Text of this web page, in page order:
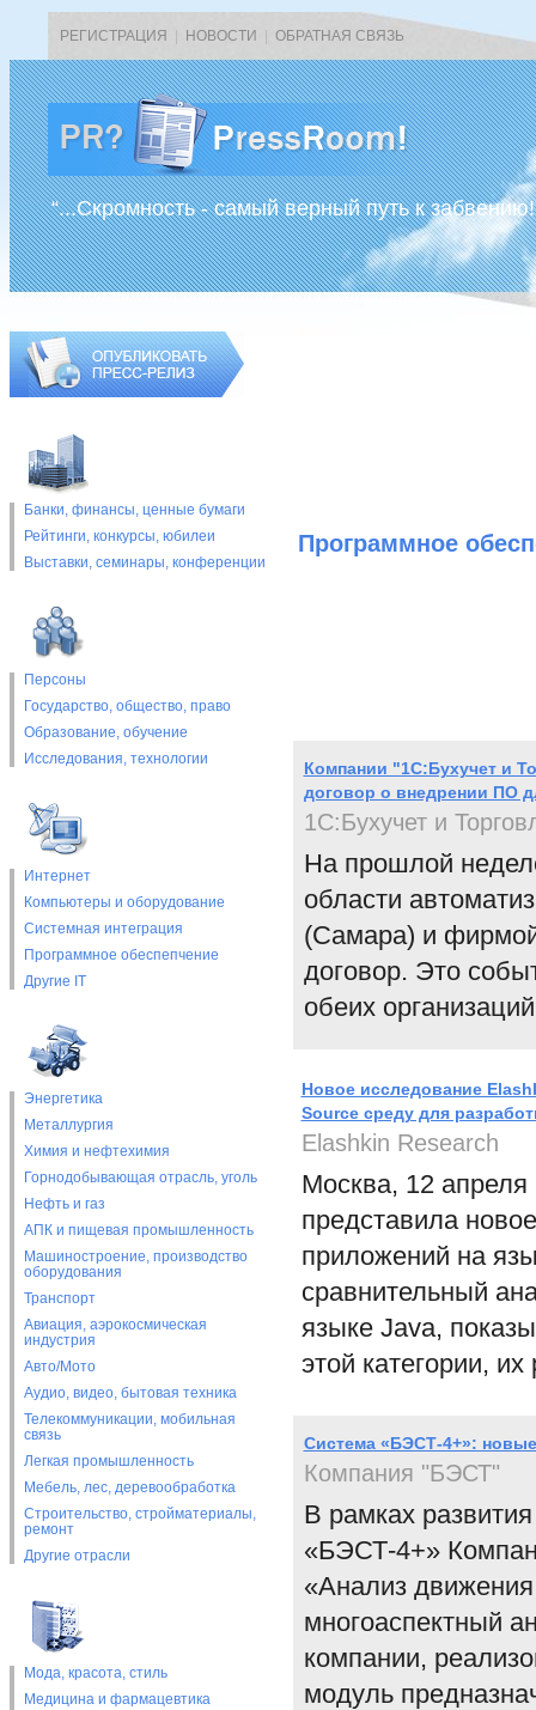
РЕГИСТРАЦИЯ НОВОСТИ ОБРАТНАЯ СВЯЗЬ
“...Скромность - самый верный путь к
Банки, финансы, ценные бумаги
Рейтинги, конкурсы, юбилеи
Выставки, cеминары, конференции
Персоны
Государство, общество, право
Образование, обучение
Исследования, технологии
Интернет
Компьютеры и оборудование
Системная интеграция
Программное обеспепчение
Другие IT
Энергетика
Металлургия
Химия и нефтехимия
Горнодобывающая отрасль, уголь
Нефть и газ
АПК и пищевая промышленность
Машиностроение, производство
оборудования
Транспорт
Авиация, аэрокосмическая
индустрия
Авто/Мото
Аудио, видео, бытовая техника
Телекоммуникации, мобильная
связь
Легкая промышленность
Мебель, лес, деревообработка
Строительство, стройматериалы,
ремонт
Другие отрасли
Мода, красота, стиль
Медицина и фармацевтика
Программное
Компании "1С:Бухучет и
договор о внедрении ПО
1C:Бухучет и
На прошлой
области
(Самара) и
договор. Это
обеих
Новое исследование
Source среду для
Elashkin Research
Москва, 12
представила
приложений на
сравнительный
языке Java,
этой категории,
Система «БЭСТ-4+»:
Компания "БЭСТ"
В рамках
«БЭСТ-4+»
«Анализ
многоаспектный
компании,
модуль